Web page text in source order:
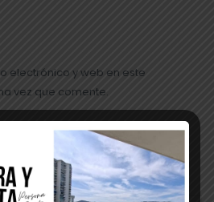
electrónico y web en este
vez que comente.
no será publicada. Los
marcados con *